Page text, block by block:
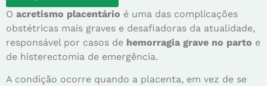
O acretismo placentário é uma das complicações
obstétricas mais graves e desafiadoras da atualidade,
responsável por casos de hemorragia grave no parto e
de histerectomia de emergência.
A condição ocorre quando a placenta, em vez de se